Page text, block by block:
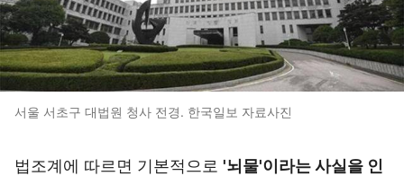
서울 서초구 대법원 청사 전경. 한국일보 자료사진
법조계에 따르면 기본적으로 '뇌물'이라는 사실을 인